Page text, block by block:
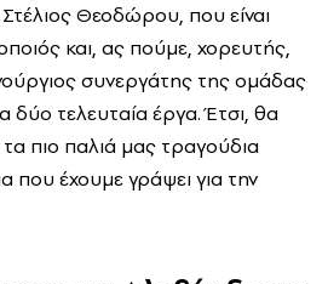
Θεοδώρου, που είναι
και, ας πούμε, χορευτής,
συνεργάτης της ομάδας
τελευταία έργα. Έτσι, θα
πιο παλιά μας τραγούδια
που έχουμε γράψει για την